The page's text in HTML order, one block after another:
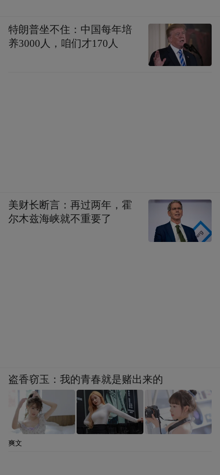
特朗普坐不住：中国每年培
养3000人，咱们才170人
美财长断言：再过两年，霍
尔木兹海峡就不重要了
盗香窃玉：我的青春就是赌出来的
爽文